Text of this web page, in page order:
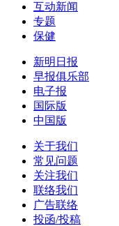
互动新闻
专题
保健
新明日报
早报俱乐部
电子报
国际版
中国版
关于我们
常见问题
关注我们
联络我们
广告联络
投函/投稿